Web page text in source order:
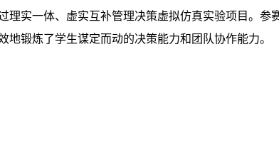
理实一体、虚实互补管理决策虚拟仿真实验项目。参
锻炼了学生谋定而动的决策能力和团队协作能力。